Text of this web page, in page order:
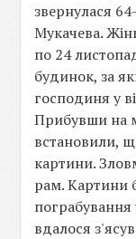
звернулася
Мукачева.
по 24
будинок, за
господиня у
Прибувши на
встановили,
картини.
рам. Картини
вдалося